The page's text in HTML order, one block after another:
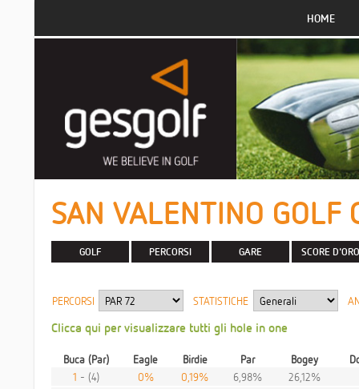
HOME
SAN VALENTINO GOLF
GOLF PERCORSI GARE SCORE D'ORO
PERCORSI STATISTICHE
Clicca qui per visualizzare tutti gli hole in one
Buca (Par) Eagle Birdie Par Bogey
1 - (4) 0% 0,19% 6,98%
26,12%